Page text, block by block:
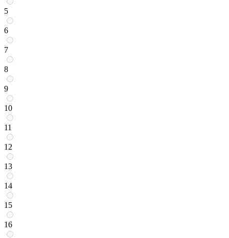
5
6
7
8
9
10
11
12
13
14
15
16